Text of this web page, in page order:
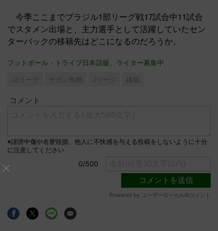
今季ここまでブラジル1部リーグ戦17試合中11試合
でスタメン出場と、主力選手として活躍していたセン
ターバックの移籍先はどこになるのだろうか。
フットボール・トライブ日本語版、ライター募集中
J2リーグ サガン鳥栖 Jリーグ 移籍